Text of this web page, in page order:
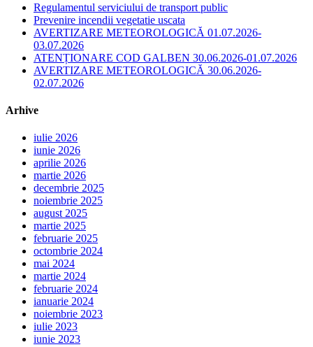
Regulamentul serviciului de transport public
Prevenire incendii vegetatie uscata
AVERTIZARE METEOROLOGICĂ 01.07.2026-
03.07.2026
ATENȚIONARE COD GALBEN 30.06.2026-01.07.2026
AVERTIZARE METEOROLOGICĂ 30.06.2026-
02.07.2026
Arhive
iulie 2026
iunie 2026
aprilie 2026
martie 2026
decembrie 2025
noiembrie 2025
august 2025
martie 2025
februarie 2025
octombrie 2024
mai 2024
martie 2024
februarie 2024
ianuarie 2024
noiembrie 2023
iulie 2023
iunie 2023